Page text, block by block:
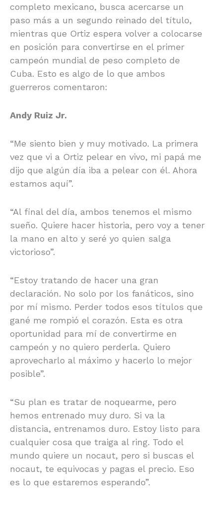
completo mexicano, busca acercarse un
paso más a un segundo reinado del título,
mientras que Ortiz espera volver a colocarse
en posición para convertirse en el primer
campeón mundial de peso completo de
Cuba. Esto es algo de lo que ambos
guerreros comentaron:
Andy Ruiz Jr.
“Me siento bien y muy motivado. La primera
vez que vi a Ortiz pelear en vivo, mi papá me
dijo que algún día iba a pelear con él. Ahora
estamos aquí”.
“Al final del día, ambos tenemos el mismo
sueño. Quiere hacer historia, pero voy a tener
la mano en alto y seré yo quien salga
victorioso”.
“Estoy tratando de hacer una gran
declaración. No solo por los fanáticos, sino
por mí mismo. Perder todos esos títulos que
gané me rompió el corazón. Esta es otra
oportunidad para mí de convertirme en
campeón y no quiero perderla. Quiero
aprovecharlo al máximo y hacerlo lo mejor
posible”.
“Su plan es tratar de noquearme, pero
hemos entrenado muy duro. Si va la
distancia, entrenamos duro. Estoy listo para
cualquier cosa que traiga al ring. Todo el
mundo quiere un nocaut, pero si buscas el
nocaut, te equivocas y pagas el precio. Eso
es lo que estaremos esperando”.